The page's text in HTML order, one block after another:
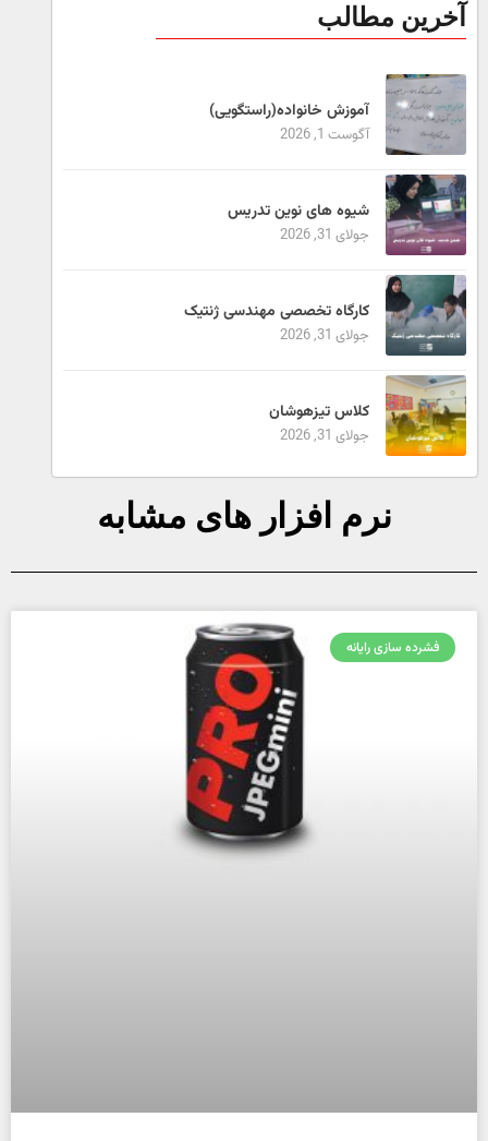
آخرین مطالب
آموزش خانواده(راستگویی)
آگوست 1, 2026
شیوه های نوین تدریس
جولای 31, 2026
کارگاه تخصصی مهندسی ژنتیک
جولای 31, 2026
کلاس تیزهوشان
جولای 31, 2026
نرم افزار های مشابه
فشرده سازی رایانه